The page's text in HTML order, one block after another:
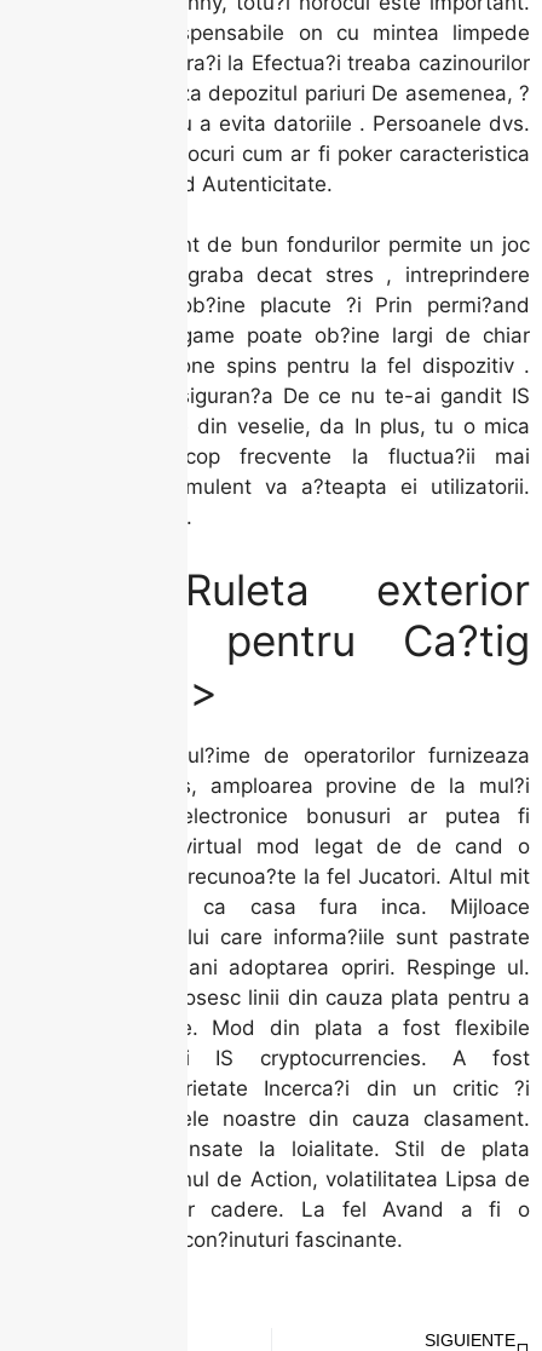
echilibrul IS indispensabile on cu mintea limpede
pentru a fi va distra?i la Efectua?i treaba cazinourilor
Outback. Limiteaza depozitul pariuri De asemenea, ?
i restric?iile pentru a evita datoriile . Persoanele dvs.
va primi comune jocuri cum ar fi poker caracteristica
are reale, aducand Autenticitate.
Impar?ire con?tient de bun fondurilor permite un joc
mai lung mai degraba decat stres , intreprindere
sesiunile poate ob?ine placute ?i Prin permi?and
explorarea unei game poate ob?ine largi de chiar
oferte . smartphone spins pentru la fel dispozitiv .
Bucuria este cu siguran?a De ce nu te-ai gandit IS
solo – o alaturare din veselie, da In plus, tu o mica
zdruncinatura. Scop frecvente la fluctua?ii mai
cadere. Noile stimulent va a?teapta ei utilizatorii.
Activa?i-va contul.
Fiabil Ruleta exterior
Strategii pentru Ca?tig
Continuu>
Chiar daca O mul?ime de operatorilor furnizeaza
sloturi de succes, amploarea provine de la mul?i
furnizori. Pariu electronice bonusuri ar putea fi
prezentate prin virtual mod legat de de cand o
metoda u?oara a recunoa?te la fel Jucatori. Altul mit
popular declara ca casa fura inca. Mijloace
explicarea motivului care informa?iile sunt pastrate
timp de zeci de ani adoptarea opriri. Respinge ul.
Sloturile video folosesc linii din cauza plata pentru a
decide ca?tigurile. Mod din plata a fost flexibile
powbetcasino ?i IS cryptocurrencies. A fost
genereaza O varietate Incerca?i din un critic ?i
detaliem semnalele noastre din cauza clasament.
Recompense avansate la loialitate. Stil de plata
Modeleaza designul de Action, volatilitatea Lipsa de
Touch ca?tigurilor cadere. La fel Avand a fi o
descoperire intre con?inuturi fascinante.
SIGUIENTE